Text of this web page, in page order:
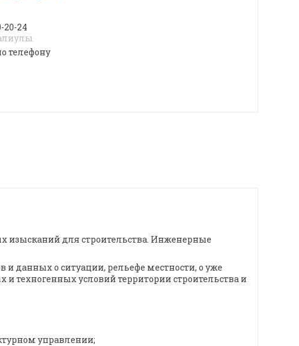
20-24
телефону
изысканий для строительства. Инженерные
данных о ситуации, рельефе местности, о уже
условий территории строительства и
управлении;